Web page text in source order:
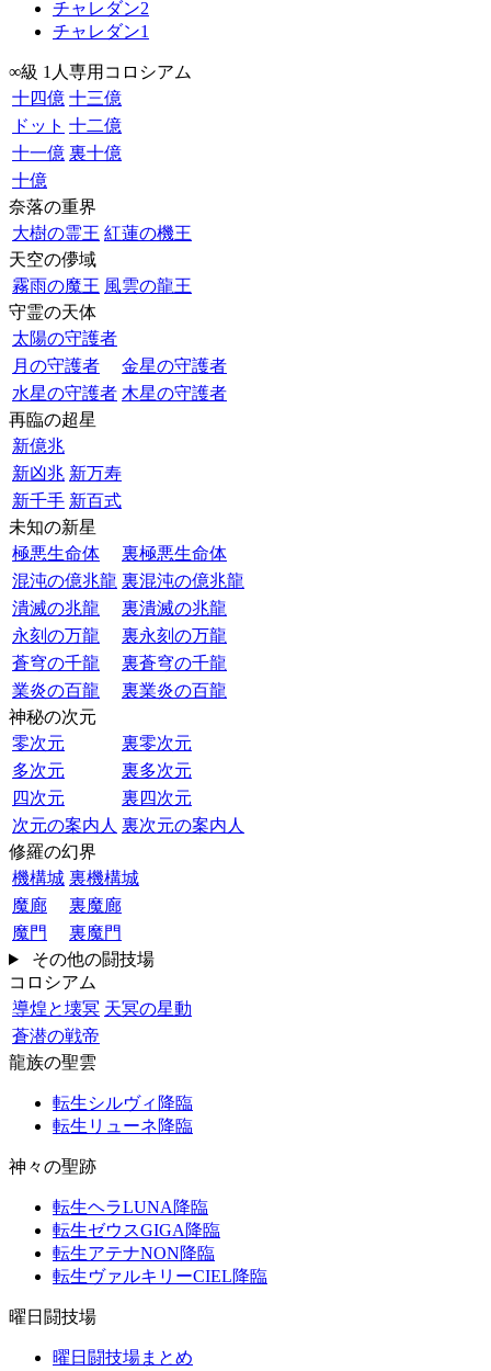
チャレダン2
チャレダン1
∞級 1人専用コロシアム
十四億 十三億
ドット 十二億
十一億 裏十億
十億
奈落の重界
大樹の霊王 紅蓮の機王
天空の儚域
霧雨の魔王 風雲の龍王
守霊の天体
太陽の守護者
月の守護者
金星の守護者
水星の守護者 木星の守護者
再臨の超星
新億兆
新凶兆 新万寿
新千手 新百式
未知の新星
極悪生命体
裏極悪生命体
混沌の億兆龍 裏混沌の億兆龍
潰滅の兆龍
裏潰滅の兆龍
永刻の万龍
裏永刻の万龍
蒼穹の千龍
裏蒼穹の千龍
業炎の百龍
裏業炎の百龍
神秘の次元
零次元
裏零次元
多次元
裏多次元
四次元
裏四次元
次元の案内人 裏次元の案内人
修羅の幻界
機構城 裏機構城
魔廊
裏魔廊
魔門
裏魔門
その他の闘技場
コロシアム
導煌と壊冥 天冥の星動
蒼潜の戦帝
龍族の聖雲
転生シルヴィ降臨
転生リューネ降臨
神々の聖跡
転生ヘラLUNA降臨
転生ゼウスGIGA降臨
転生アテナNON降臨
転生ヴァルキリーCIEL降臨
曜日闘技場
曜日闘技場まとめ